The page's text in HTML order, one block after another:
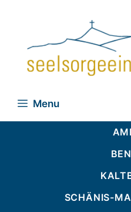
Menu
SCHÄNIS-